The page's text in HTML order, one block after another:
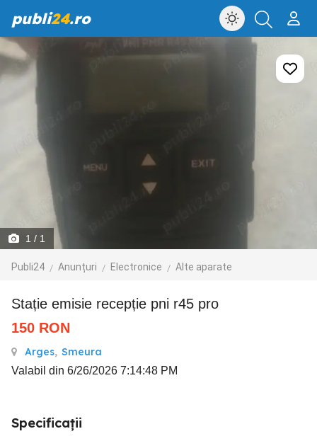
publi24.ro
1 / 1
Publi24 Anunțuri Electronice Alte aparate
Stație emisie recepție pni r45 pro
150 RON
Arges, Smeura
Valabil din 6/26/2026 7:14:48 PM
Specificații